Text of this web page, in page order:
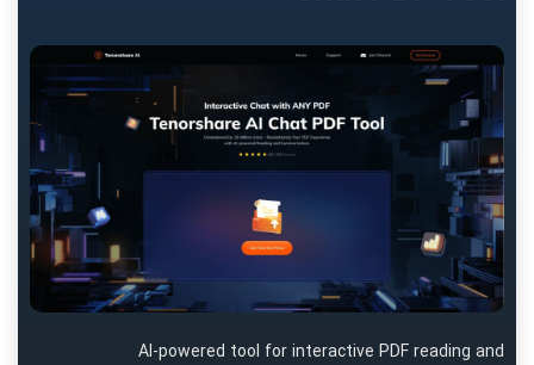
AI-powered tool for interactive PDF reading and